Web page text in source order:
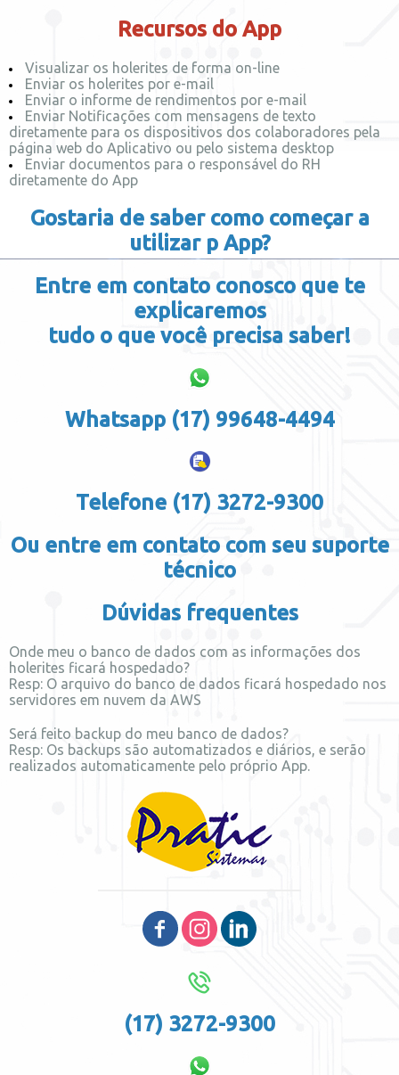
Recursos do App
Visualizar os holerites de forma on-line
Enviar os holerites por e-mail
Enviar o informe de rendimentos por e-mail
Enviar Notificações com mensagens de texto
diretamente para os dispositivos dos colaboradores pela
página web do Aplicativo ou pelo sistema desktop
Enviar documentos para o responsável do RH
diretamente do App
Gostaria de saber como começar a
utilizar p App?
Entre em contato conosco que te
explicaremos
tudo o que você precisa saber!
Whatsapp (17) 99648-4494
Telefone (17) 3272-9300
Ou entre em contato com seu suporte
técnico
Dúvidas frequentes
Onde meu o banco de dados com as informações dos
holerites ficará hospedado?
Resp: O arquivo do banco de dados ficará hospedado nos
servidores em nuvem da AWS
Será feito backup do meu banco de dados?
Resp: Os backups são automatizados e diários, e serão
realizados automaticamente pelo próprio App.
(17) 3272-9300